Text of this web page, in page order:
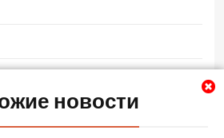
новости